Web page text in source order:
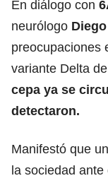
En diálogo con
neurólogo
preocupaciones
variante Delta de
cepa ya se
detectaron.
Manifestó que
la sociedad